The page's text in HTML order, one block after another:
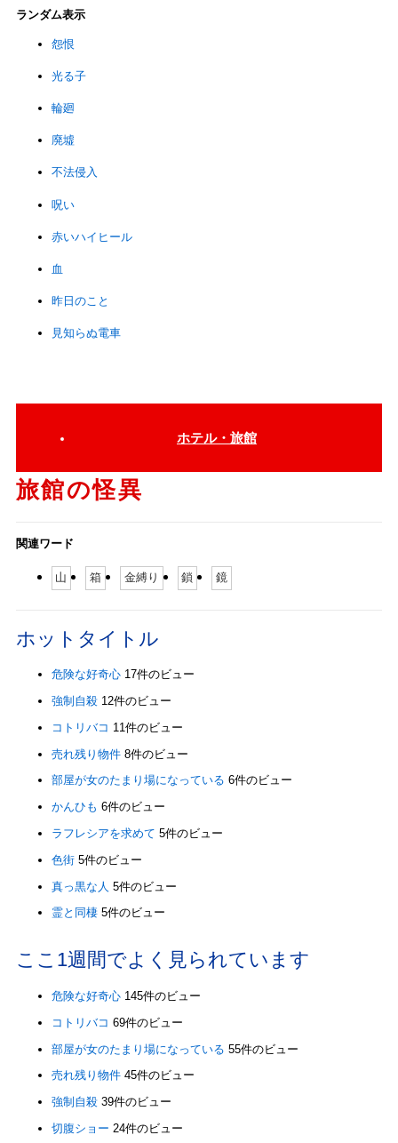
ランダム表示
怨恨
光る子
輪廻
廃墟
不法侵入
呪い
赤いハイヒール
血
昨日のこと
見知らぬ電車
ホテル・旅館
旅館の怪異
関連ワード
山 箱 金縛り 鎖 鏡
ホットタイトル
危険な好奇心 17件のビュー
強制自殺 12件のビュー
コトリバコ 11件のビュー
売れ残り物件 8件のビュー
部屋が女のたまり場になっている 6件のビュー
かんひも 6件のビュー
ラフレシアを求めて 5件のビュー
色街 5件のビュー
真っ黒な人 5件のビュー
霊と同棲 5件のビュー
ここ1週間でよく見られています
危険な好奇心 145件のビュー
コトリバコ 69件のビュー
部屋が女のたまり場になっている 55件のビュー
売れ残り物件 45件のビュー
強制自殺 39件のビュー
切腹ショー 24件のビュー